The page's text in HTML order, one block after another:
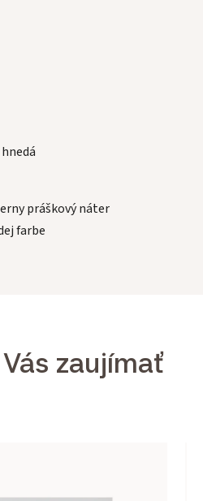
práškový náter
farbe
zaujímať